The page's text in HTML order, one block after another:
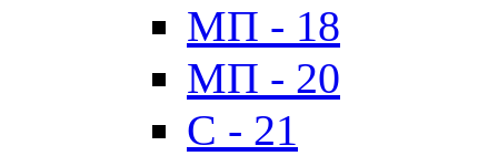
МП - 18
МП - 20
C - 21